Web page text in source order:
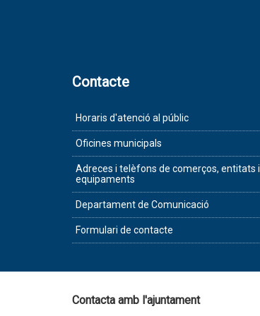
Contacte
Horaris d'atenció al públic
Oficines municipals
Adreces i telèfons de comerços, entitats i
equipaments
Departament de Comunicació
Formulari de contacte
Contacta amb l'ajuntament